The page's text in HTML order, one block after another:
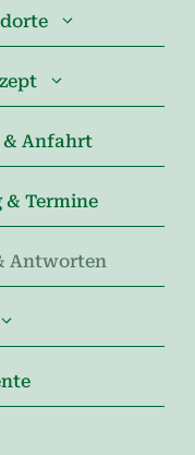
Anfahrt
& Termine
Antworten